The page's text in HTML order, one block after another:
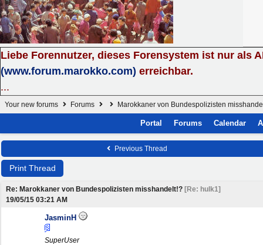
Liebe Forennutzer, dieses Forensystem ist nur als
(www.forum.marokko.com) erreichbar.
...
Your new forums Forums Marokkaner von Bundespolizisten
Portal Forums Calendar
Previous Thread
Print Thread
Re: Marokkaner von Bundespolizisten misshandelt!? [Re: hulk1]
19/05/15 03:21 AM
JasminH
SuperUser